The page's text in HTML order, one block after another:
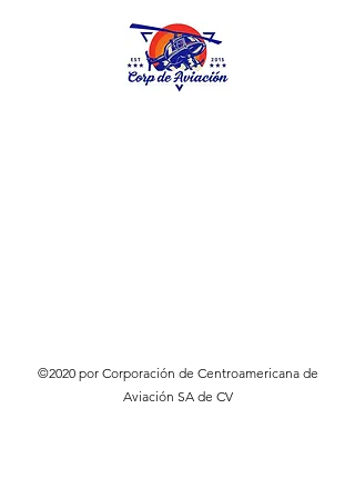
©2020 por Corporación de Centroamericana de
Aviación SA de CV